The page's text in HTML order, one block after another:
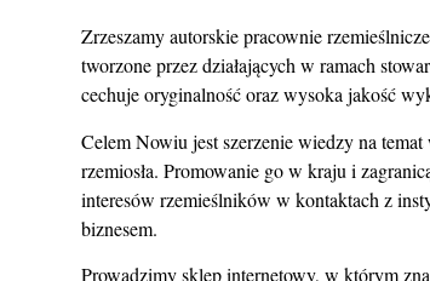
Zrzeszamy autorskie pracownie
tworzone przez działających w ramach
cechuje oryginalność oraz wysoka jakość
Celem Nowiu jest szerzenie wiedzy na temat
rzemiosła. Promowanie go w kraju i
interesów rzemieślników w kontaktach z
biznesem.
Prowadzimy sklep internetowy, w którym